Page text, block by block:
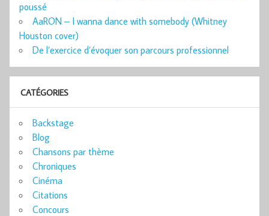
poussé
AaRON – I wanna dance with somebody (Whitney
Houston cover)
De l’exercice d’évoquer son parcours professionnel
CATÉGORIES
Backstage
Blog
Chansons par thème
Chroniques
Cinéma
Citations
Concours